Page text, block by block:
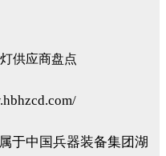
于中国兵器装备集团湖